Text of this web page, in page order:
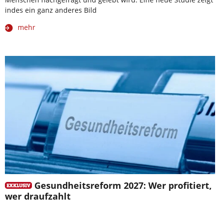
indes ein ganz anderes Bild
mehr
Gesundheitsreform 2027: Wer profitiert,
wer draufzahlt